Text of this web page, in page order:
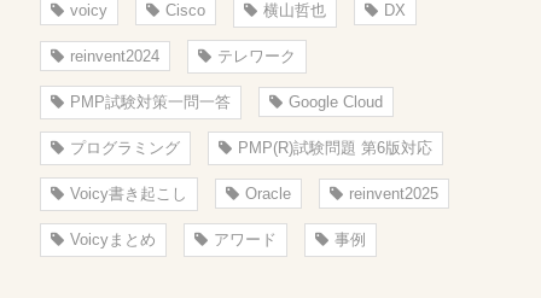
voicy Cisco 横山哲也 DX
reinvent2024 テレワーク
PMP試験対策一問一答 Google Cloud
プログラミング PMP(R)試験問題 第6版対応
Voicy書き起こし Oracle reinvent2025
Voicyまとめ アワード 事例